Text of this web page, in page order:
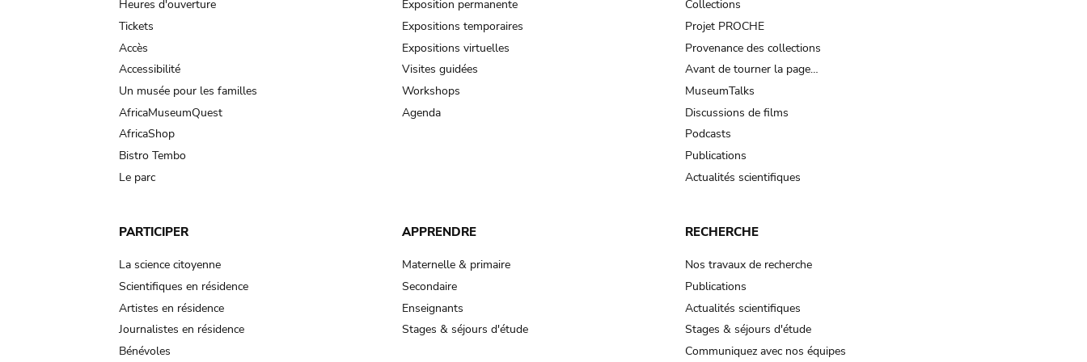
navigation
Heures d'ouverture
Tickets
Accès
Accessibilité
Un musée pour les familles
AfricaMuseumQuest
AfricaShop
Bistro Tembo
Le parc
Exposition permanente
Expositions temporaires
Expositions virtuelles
Visites guidées
Workshops
Agenda
Collections
Projet PROCHE
Provenance des collections
Avant de tourner la page…
MuseumTalks
Discussions de films
Podcasts
Publications
Actualités scientifiques
PARTICIPER
La science citoyenne
Scientifiques en résidence
Artistes en résidence
Journalistes en résidence
Bénévoles
APPRENDRE
Maternelle & primaire
Secondaire
Enseignants
Stages & séjours d'étude
RECHERCHE
Nos travaux de recherche
Publications
Actualités scientifiques
Stages & séjours d'étude
Communiquez avec nos équipes